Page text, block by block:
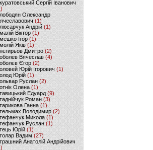
Сергій Іванович
Олександр
(1)
Андрій(1)
Віктор (1)
Ігор (1)
Яків (1)
Дмитро (2)
Вячеслав (4)
Єгор(2)
Юрій Ігорович (1)
Юрій (1)
Руслан (2)
Олена(1)
Едуард (9)
Роман(3)
Ганна (1)
Володимир(2)
Микола (1)
Руслан (1)
Юрій (1)
Вадим(27)
Анатолій Андрійович